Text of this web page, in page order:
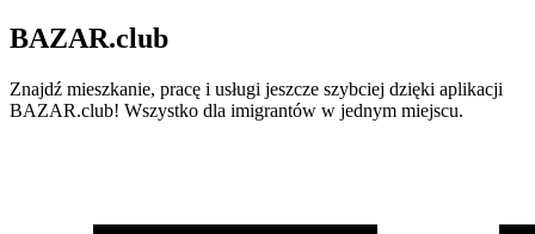
BAZAR.club
Znajdź mieszkanie, pracę i usługi jeszcze szybciej dzięki aplikacji
BAZAR.club! Wszystko dla imigrantów w jednym miejscu.